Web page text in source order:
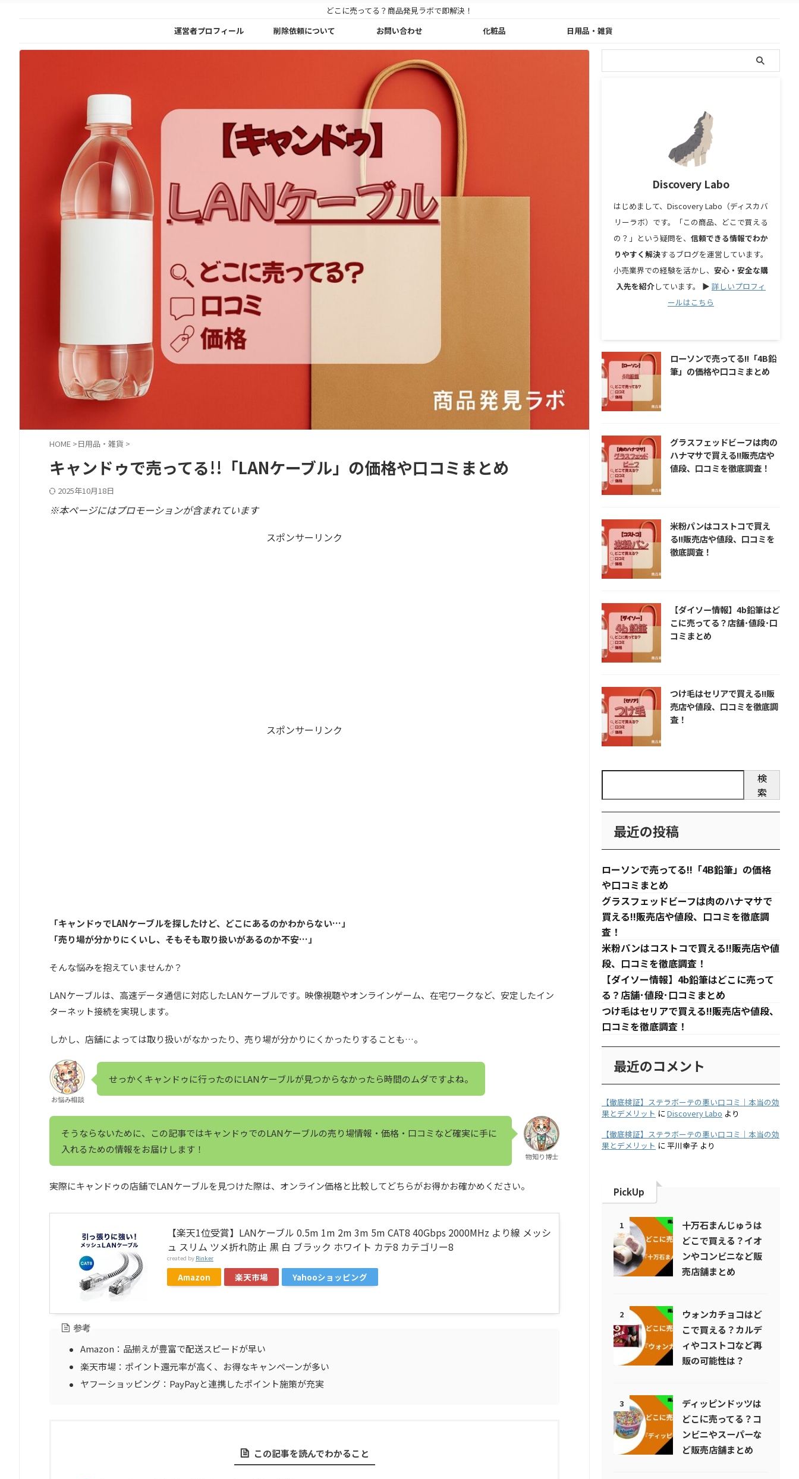
どこに売ってる？商品発見ラボで即解決！
運営者プロフィール
削除依頼について お問い合わせ 化粧品 日用品・雑貨
HOME >日用品・雑貨 >
キャンドゥで売ってる!!「LANケーブル」の価格や口コミまとめ
2025年10月18日
※本ページにはプロモーションが含まれています
スポンサーリンク
スポンサーリンク
「キャンドゥでLANケーブルを探したけど、どこにあるのかわからない…」
「売り場が分かりにくいし、そもそも取り扱いがあるのか不安…」
そんな悩みを抱えていませんか？
LANケーブルは、高速データ通信に対応したLANケーブルです。映像視聴やオンラインゲーム、在宅ワークなど、安定したイン
ターネット接続を実現します。
しかし、店舗によっては取り扱いがなかったり、売り場が分かりにくかったりすることも…。
お悩み相談
せっかくキャンドゥに行ったのにLANケーブルが見つからなかったら時間のムダですよね。
そうならないために、この記事ではキャンドゥでのLANケーブルの売り場情報・価格・口コミなど確実に手に
入れるための情報をお届けします！
物知り博士
実際にキャンドゥの店舗でLANケーブルを見つけた際は、オンライン価格と比較してどちらがお得かお確かめください。
【楽天1位受賞】LANケーブル 0.5m 1m 2m 3m 5m CAT8 40Gbps 2000MHz より線 メッシ
ュ スリム ツメ折れ防止 黒 白 ブラック ホワイト カテ8 カテゴリー8
created by Rinker
Amazon 楽天市場 Yahooショッピング
参考
Amazon：品揃えが豊富で配送スピードが早い
楽天市場：ポイント還元率が高く、お得なキャンペーンが多い
ヤフーショッピング：PayPayと連携したポイント施策が充実
この記事を読んでわかること
Discovery Labo
はじめまして、Discovery Labo（ディスカバ
リーラボ）です。「この商品、どこで買える
の？」という疑問を、 信頼できる情報でわか
りやすく解決するブログを運営しています。
小売業界での経験を活かし、 安心・安全な購
入先を紹介しています。 ▶︎ 詳しいプロフィ
ールはこちら
ローソンで売ってる!!「4B鉛
筆」の価格や口コミまとめ
グラスフェッドビーフは肉の
ハナマサで買える!!販売店や
値段、口コミを徹底調査！
米粉パンはコストコで買え
る!!販売店や値段、口コミを
徹底調査！
【ダイソー情報】4b鉛筆はど
こに売ってる？店舗･値段･口
コミまとめ
つけ毛はセリアで買える!!販
売店や値段、口コミを徹底調
査！
検
索
最近の投稿
ローソンで売ってる!!「4B鉛筆」の価格
や口コミまとめ
グラスフェッドビーフは肉のハナマサで
買える!!販売店や値段、口コミを徹底調
査！
米粉パンはコストコで買える!!販売店や値
段、口コミを徹底調査！
【ダイソー情報】4b鉛筆はどこに売って
る？店舗･値段･口コミまとめ
つけ毛はセリアで買える!!販売店や値段、
口コミを徹底調査！
最近のコメント
【徹底検証】ステラボーテの悪い口コミ｜本当の効
果とデメリット にDiscovery Labo より
【徹底検証】ステラボーテの悪い口コミ｜本当の効
果とデメリット に平川幸子 より
PickUp
1
十万石まんじゅうは
どこで買える？イオ
ンやコンビニなど販
売店舗まとめ
2
ウォンカチョコはど
こで買える？カルデ
ィやコストコなど再
販の可能性は？
3
ディッピンドッツは
どこに売ってる？コ
ンビニやスーパーな
ど販売店舗まとめ